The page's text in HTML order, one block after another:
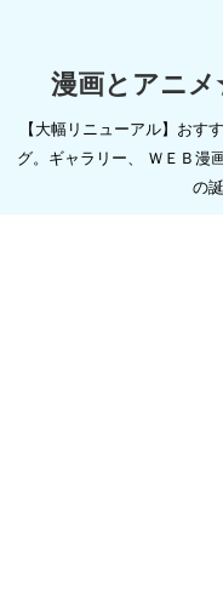
漫画とアニ
【大幅リニューアル】おす
グ。ギャラリー、 ＷＥＢ漫
の